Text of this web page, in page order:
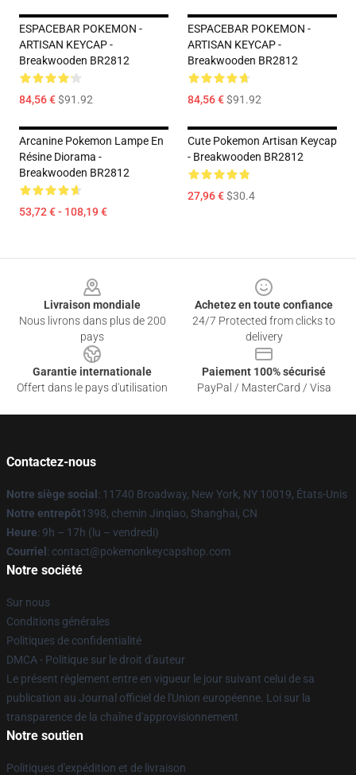
ESPACEBAR POKEMON -
ARTISAN KEYCAP -
Breakwooden BR2812
84,56 €$91.92
ESPACEBAR POKEMON -
ARTISAN KEYCAP -
Breakwooden BR2812
84,56 €$91.92
Arcanine Pokemon Lampe En
Résine Diorama -
Breakwooden BR2812
53,72 € - 108,19 €
Cute Pokemon Artisan Keycap
- Breakwooden BR2812
27,96 €$30.4
Livraison mondiale
Nous livrons dans plus de 200
pays
Achetez en toute confiance
24/7 Protected from clicks to
delivery
Garantie internationale
Offert dans le pays d'utilisation
Paiement 100% sécurisé
PayPal / MasterCard / Visa
Contactez-nous
Notre siège social : 11740 Broadway, New York, NY 10019, États-Unis
Notre entrepôt1398, chemin Jinqiao, Shanghai, CN
Heure: 9h – 17h (lu – vendredi)
Courriel : contact@pokemonkeycapshop.com
Notre société
Sur nous
Conditions générales
Politiques de confidentialité
DMCA - Politique sur le droit d'auteur
Le présent règlement entre en vigueur le jour suivant celui de sa
publication au Journal officiel de l'Union européenne. Loi sur la
transparence de la chaîne d'approvisionnement
Notre soutien
Politiques d'expédition et de livraison